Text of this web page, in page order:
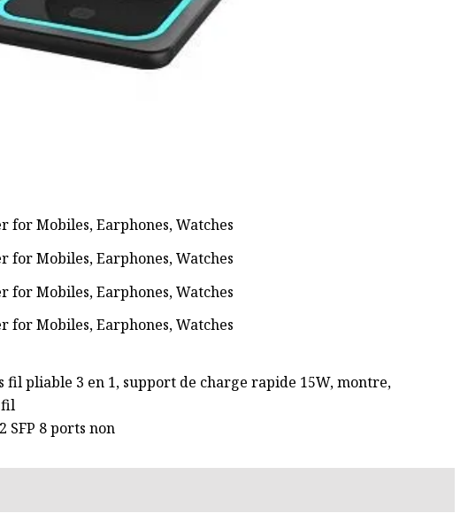
fil pliable 3 en 1, support de charge rapide 15W, montre,
fil
SFP 8 ports non